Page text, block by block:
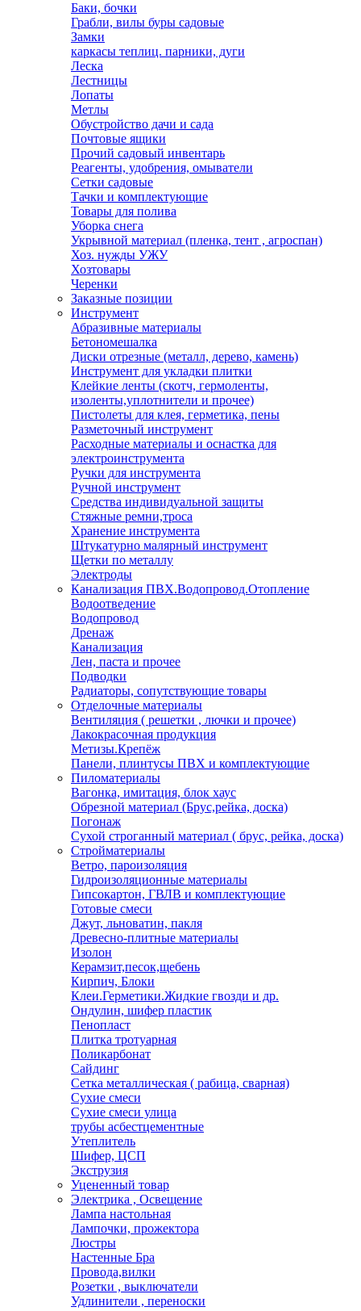
Баки, бочки
Грабли, вилы буры садовые
Замки
каркасы теплиц. парники, дуги
Леска
Лестницы
Лопаты
Метлы
Обустройство дачи и сада
Почтовые ящики
Прочий садовый инвентарь
Реагенты, удобрения, омыватели
Сетки садовые
Тачки и комплектующие
Товары для полива
Уборка снега
Укрывной материал (пленка, тент , агроспан)
Хоз. нужды УЖУ
Хозтовары
Черенки
Заказные позиции
Инструмент
Абразивные материалы
Бетономешалка
Диски отрезные (металл, дерево, камень)
Инструмент для укладки плитки
Клейкие ленты (скотч, гермоленты,
изоленты,уплотнители и прочее)
Пистолеты для клея, герметика, пены
Разметочный инструмент
Расходные материалы и оснастка для
электроинструмента
Ручки для инструмента
Ручной инструмент
Средства индивидуальной защиты
Стяжные ремни,троса
Хранение инструмента
Штукатурно малярный инструмент
Щетки по металлу
Электроды
Канализация ПВХ.Водопровод.Отопление
Водоотведение
Водопровод
Дренаж
Канализация
Лен, паста и прочее
Подводки
Радиаторы, сопутствующие товары
Отделочные материалы
Вентиляция ( решетки , лючки и прочее)
Лакокрасочная продукция
Метизы.Крепёж
Панели, плинтусы ПВХ и комплектующие
Пиломатериалы
Вагонка, имитация, блок хаус
Обрезной материал (Брус,рейка, доска)
Погонаж
Сухой строганный материал ( брус, рейка, доска)
Стройматериалы
Ветро, пароизоляция
Гидроизоляционные материалы
Гипсокартон, ГВЛВ и комплектующие
Готовые смеси
Джут, льноватин, пакля
Древесно-плитные материалы
Изолон
Керамзит,песок,щебень
Кирпич, Блоки
Клеи.Герметики.Жидкие гвозди и др.
Ондулин, шифер пластик
Пенопласт
Плитка тротуарная
Поликарбонат
Сайдинг
Сетка металлическая ( рабица, сварная)
Сухие смеси
Сухие смеси улица
трубы асбестцементные
Утеплитель
Шифер, ЦСП
Экструзия
Уцененный товар
Электрика , Освещение
Лампа настольная
Лампочки, прожектора
Люстры
Настенные Бра
Провода,вилки
Розетки , выключатели
Удлинители , переноски